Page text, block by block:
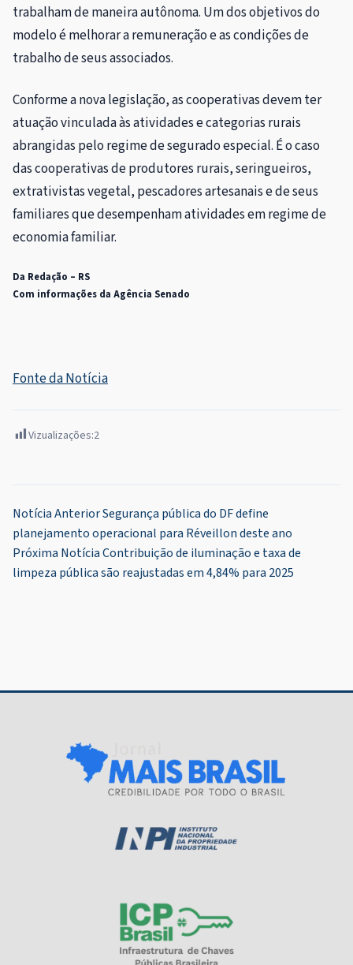
trabalham de maneira autônoma. Um dos objetivos do
modelo é melhorar a remuneração e as condições de
trabalho de seus associados.
Conforme a nova legislação, as cooperativas devem ter
atuação vinculada às atividades e categorias rurais
abrangidas pelo regime de segurado especial. É o caso
das cooperativas de produtores rurais, seringueiros,
extrativistas vegetal, pescadores artesanais e de seus
familiares que desempenham atividades em regime de
economia familiar.
Da Redação – RS
Com informações da Agência Senado
Fonte da Notícia
Vizualizações:2
Navegação
de
Post
Notícia AnteriorSegurança pública do DF define
planejamento operacional para Réveillon deste ano
Próxima NotíciaContribuição de iluminação e taxa de
limpeza pública são reajustadas em 4,84% para 2025